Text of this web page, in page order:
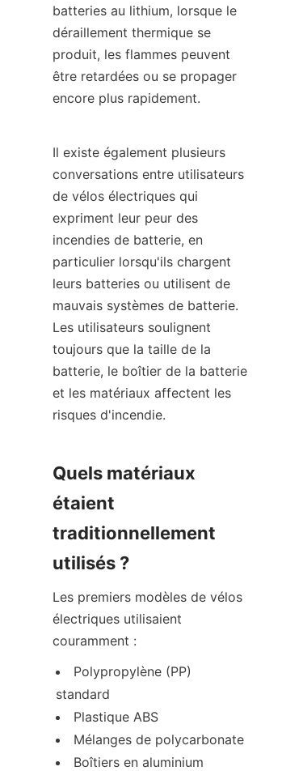
batteries au lithium, lorsque le
déraillement thermique se
produit, les flammes peuvent
être retardées ou se propager
encore plus rapidement.
Il existe également plusieurs
conversations entre utilisateurs
de vélos électriques qui
expriment leur peur des
incendies de batterie, en
particulier lorsqu'ils chargent
leurs batteries ou utilisent de
mauvais systèmes de batterie.
Les utilisateurs soulignent
toujours que la taille de la
batterie, le boîtier de la batterie
et les matériaux affectent les
risques d'incendie.
Quels matériaux
étaient
traditionnellement
utilisés ?
Les premiers modèles de vélos
électriques utilisaient
couramment :
Polypropylène (PP)
standard
Plastique ABS
Mélanges de polycarbonate
Boîtiers en aluminium